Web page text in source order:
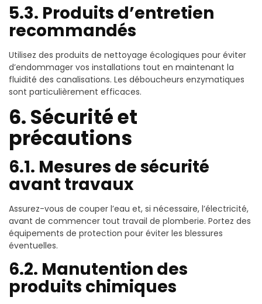
5.3. Produits d’entretien
recommandés
Utilisez des produits de nettoyage écologiques pour éviter
d’endommager vos installations tout en maintenant la
fluidité des canalisations. Les déboucheurs enzymatiques
sont particulièrement efficaces.
6. Sécurité et
précautions
6.1. Mesures de sécurité
avant travaux
Assurez-vous de couper l’eau et, si nécessaire, l’électricité,
avant de commencer tout travail de plomberie. Portez des
équipements de protection pour éviter les blessures
éventuelles.
6.2. Manutention des
produits chimiques